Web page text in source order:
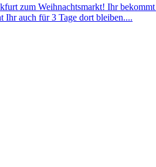
zum Weihnachtsmarkt! Ihr
Ihr auch für 3 Tage dort bleiben....